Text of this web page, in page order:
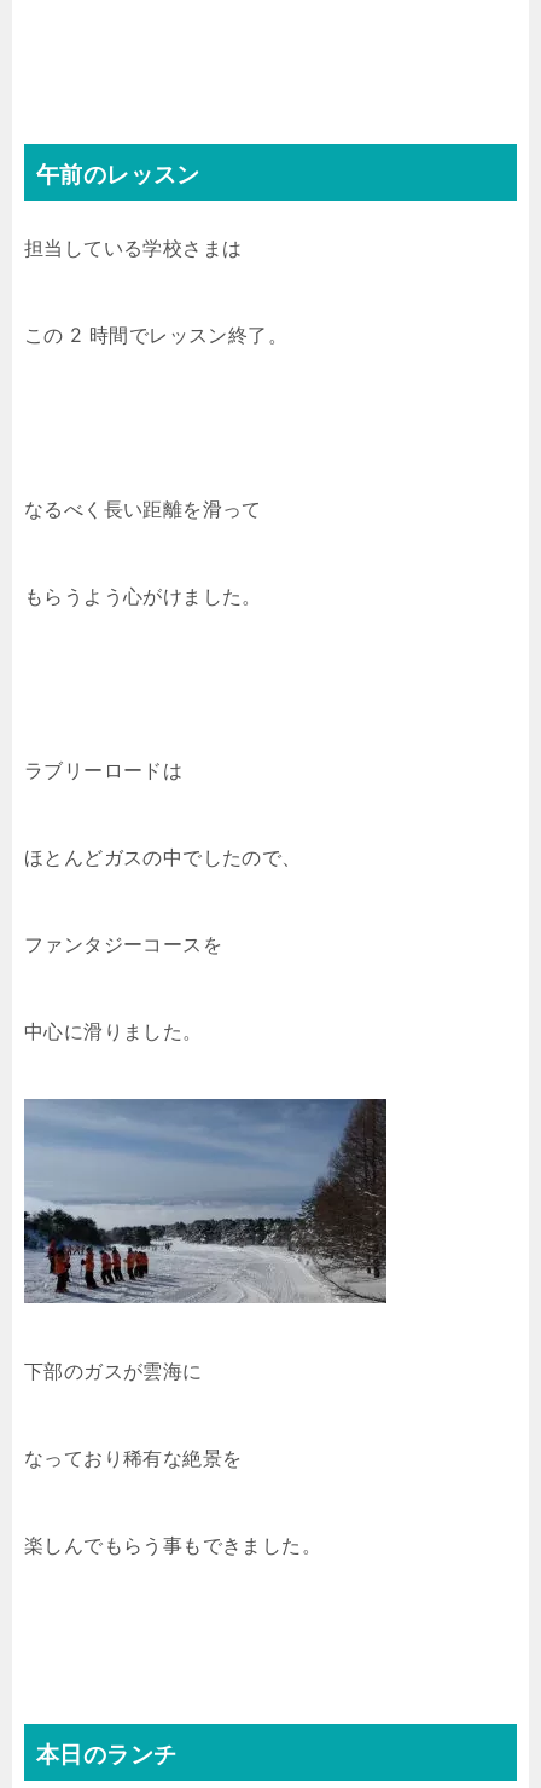
午前のレッスン
担当している学校さまは
この 2 時間でレッスン終了。
なるべく長い距離を滑って
もらうよう心がけました。
ラブリーロードは
ほとんどガスの中でしたので、
ファンタジーコースを
中心に滑りました。
下部のガスが雲海に
なっており稀有な絶景を
楽しんでもらう事もできました。
本日のランチ